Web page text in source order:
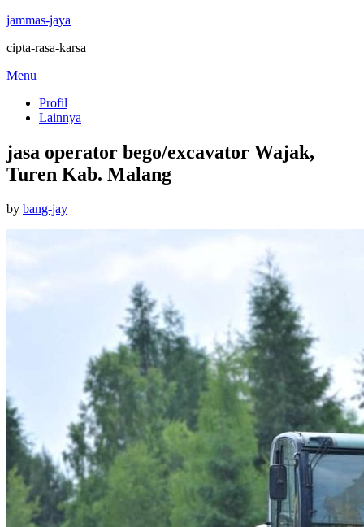
jammas-jaya
cipta-rasa-karsa
Skip
content
Menu
Profil
Lainnya
jasa operator bego/excavator Wajak,
Turen Kab. Malang
by bang-jayPosted